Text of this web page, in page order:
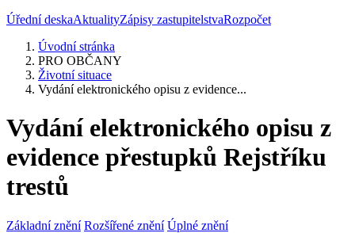
Úřední deskaAktualityZápisy zastupitelstvaRozpočet
Úvodní stránka
PRO OBČANY
Životní situace
Vydání elektronického opisu z evidence...
Vydání elektronického opisu z
evidence přestupků Rejstříku
trestů
Základní znění Rozšířené znění Úplné znění